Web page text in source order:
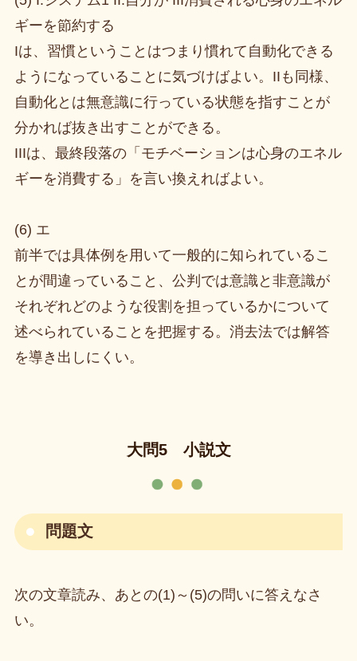
ギーを節約する
Iは、習慣ということはつまり慣れて自動化できる
ようになっていることに気づけばよい。IIも同様、
自動化とは無意識に行っている状態を指すことが
分かれば抜き出すことができる。
IIIは、最終段落の「モチベーションは心身のエネル
ギーを消費する」を言い換えればよい。
(6) エ
前半では具体例を用いて一般的に知られているこ
とが間違っていること、公判では意識と非意識が
それぞれどのような役割を担っているかについて
述べられていることを把握する。消去法では解答
を導き出しにくい。
大問5 小説文
問題文
次の文章読み、あとの(1)～(5)の問いに答えなさ
い。